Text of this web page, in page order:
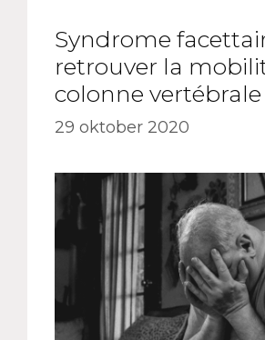
Syndrome
retrouver la
colonne vertébrale
29 oktober 2020